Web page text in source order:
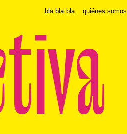
bla bla bla quiénes somos